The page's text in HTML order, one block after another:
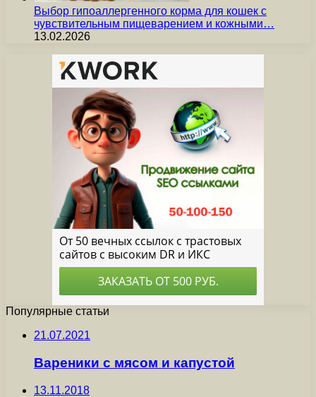
Выбор гипоаллергенного корма для кошек с
чувствительным пищеварением и кожными…
13.02.2026
Популярные статьи
21.07.2021
Вареники с мясом и капустой
13.11.2018